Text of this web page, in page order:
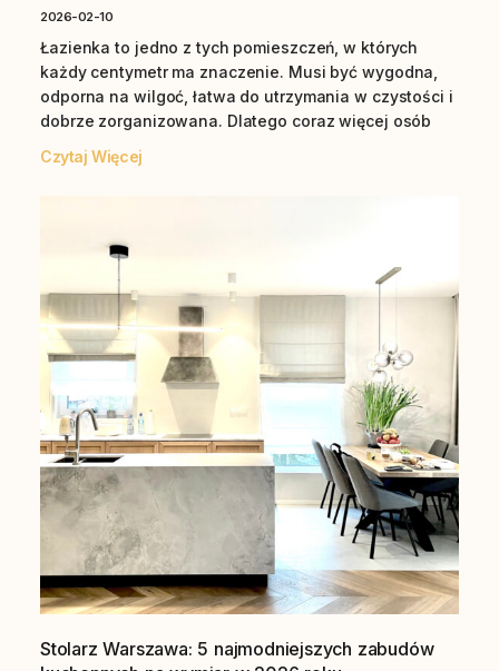
2026-02-10
Łazienka to jedno z tych pomieszczeń, w których
każdy centymetr ma znaczenie. Musi być wygodna,
odporna na wilgoć, łatwa do utrzymania w czystości i
dobrze zorganizowana. Dlatego coraz więcej osób
Czytaj Więcej
Stolarz Warszawa: 5 najmodniejszych zabudów